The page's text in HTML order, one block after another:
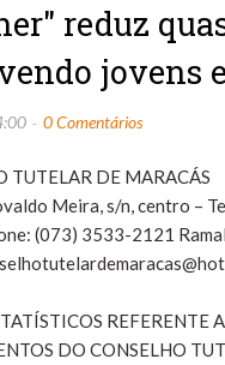
reduz
jovens
0 Comentários
TUTELAR DE MARACÁS
Meira, s/n, centro –
(073) 3533-2121
REFERENTE
DO CONSELHO